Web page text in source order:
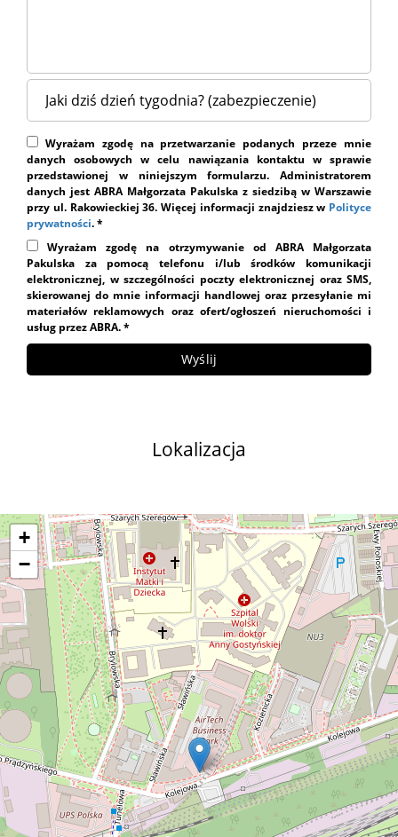
Wyrażam zgodę na przetwarzanie podanych przeze mnie
danych osobowych w celu nawiązania kontaktu w sprawie
przedstawionej w niniejszym formularzu. Administratorem
danych jest ABRA Małgorzata Pakulska z siedzibą w Warszawie
przy ul. Rakowieckiej 36. Więcej informacji znajdziesz w Polityce
prywatności. *
Wyrażam zgodę na otrzymywanie od ABRA Małgorzata
Pakulska za pomocą telefonu i/lub środków komunikacji
elektronicznej, w szczególności poczty elektronicznej oraz SMS,
skierowanej do mnie informacji handlowej oraz przesyłanie mi
materiałów reklamowych oraz ofert/ogłoszeń nieruchomości i
usług przez ABRA. *
Lokalizacja
+
−